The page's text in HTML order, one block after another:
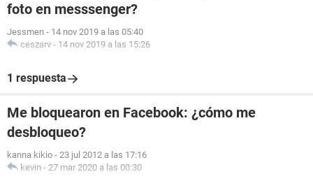
foto en messsenger?
Jessmen - 14 nov 2019 a las 05:40
ceszarv - 14 nov 2019 a las 15:26
1 respuesta
Me bloquearon en Facebook: ¿cómo me
desbloqueo?
kanna kikio - 23 jul 2012 a las 17:16
kevin - 27 mar 2020 a las 00:30